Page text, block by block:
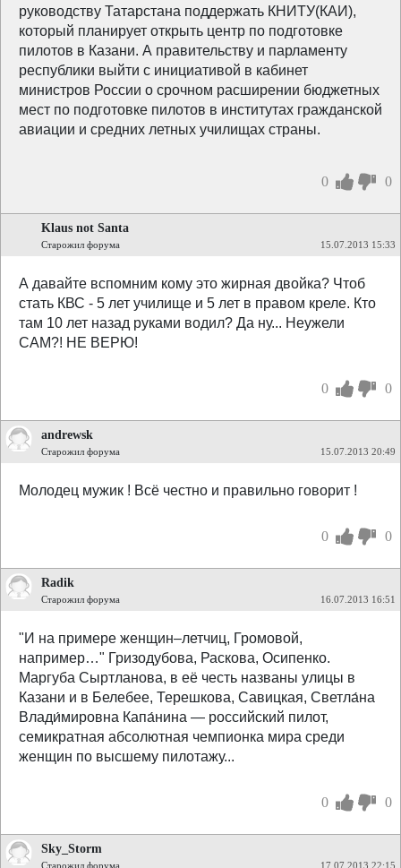
руководству Татарстана поддержать КНИТУ(КАИ),
который планирует открыть центр по подготовке
пилотов в Казани. А правительству и парламенту
республики выйти с инициативой в кабинет
министров России о срочном расширении бюджетных
мест по подготовке пилотов в институтах гражданской
авиации и средних летных училищах страны.
0 0
Klaus not Santa
Старожил форума 15.07.2013 15:33
А давайте вспомним кому это жирная двойка? Чтоб
стать КВС - 5 лет училище и 5 лет в правом креле. Кто
там 10 лет назад руками водил? Да ну... Неужели
САМ?! НЕ ВЕРЮ!
0 0
andrewsk
Старожил форума 15.07.2013 20:49
Молодец мужик ! Всё честно и правильно говорит !
0 0
Radik
Старожил форума 16.07.2013 16:51
"И на примере женщин–летчиц, Громовой,
например…" Гризодубова, Раскова, Осипенко.
Маргуба Сыртланова, в её честь названы улицы в
Казани и в Белебее, Терешкова, Савицкая, Светла́на
Влади́мировна Капа́нина — российский пилот,
семикратная абсолютная чемпионка мира среди
женщин по высшему пилотажу...
0 0
Sky_Storm
Старожил форума 17.07.2013 22:15